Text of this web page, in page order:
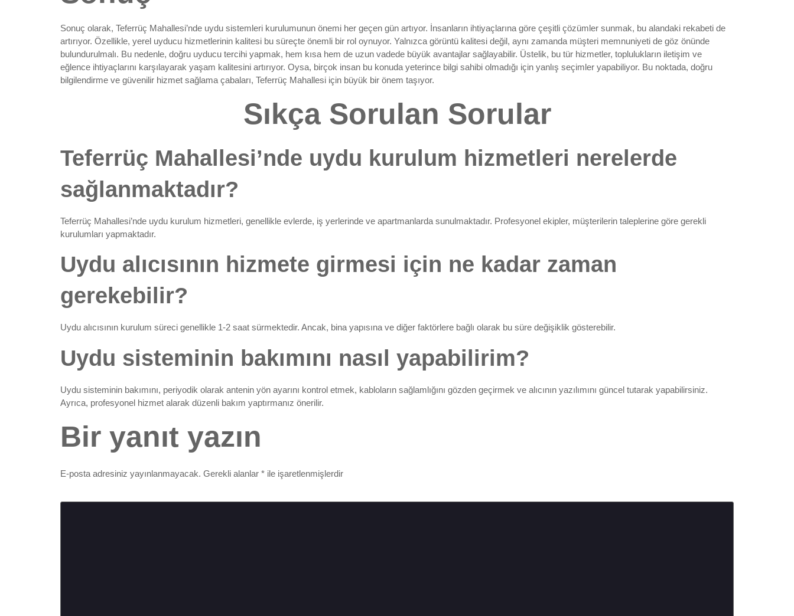
Sonuç olarak, Teferrüç Mahallesi’nde uydu sistemleri kurulumunun önemi her geçen gün artıyor. İnsanların ihtiyaçlarına göre çeşitli çözümler sunmak, bu alandaki rekabeti de
artırıyor. Özellikle, yerel uyducu hizmetlerinin kalitesi bu süreçte önemli bir rol oynuyor. Yalnızca görüntü kalitesi değil, aynı zamanda müşteri memnuniyeti de göz önünde
bulundurulmalı. Bu nedenle, doğru uyducu tercihi yapmak, hem kısa hem de uzun vadede büyük avantajlar sağlayabilir. Üstelik, bu tür hizmetler, toplulukların iletişim ve
eğlence ihtiyaçlarını karşılayarak yaşam kalitesini artırıyor. Oysa, birçok insan bu konuda yeterince bilgi sahibi olmadığı için yanlış seçimler yapabiliyor. Bu noktada, doğru
bilgilendirme ve güvenilir hizmet sağlama çabaları, Teferrüç Mahallesi için büyük bir önem taşıyor.
Sıkça Sorulan Sorular
Teferrüç Mahallesi’nde uydu kurulum hizmetleri nerelerde
sağlanmaktadır?
Teferrüç Mahallesi’nde uydu kurulum hizmetleri, genellikle evlerde, iş yerlerinde ve apartmanlarda sunulmaktadır. Profesyonel ekipler, müşterilerin taleplerine göre gerekli
kurulumları yapmaktadır.
Uydu alıcısının hizmete girmesi için ne kadar zaman
gerekebilir?
Uydu alıcısının kurulum süreci genellikle 1-2 saat sürmektedir. Ancak, bina yapısına ve diğer faktörlere bağlı olarak bu süre değişiklik gösterebilir.
Uydu sisteminin bakımını nasıl yapabilirim?
Uydu sisteminin bakımını, periyodik olarak antenin yön ayarını kontrol etmek, kabloların sağlamlığını gözden geçirmek ve alıcının yazılımını güncel tutarak yapabilirsiniz.
Ayrıca, profesyonel hizmet alarak düzenli bakım yaptırmanız önerilir.
Bir yanıt yazın
E-posta adresiniz yayınlanmayacak. Gerekli alanlar * ile işaretlenmişlerdir